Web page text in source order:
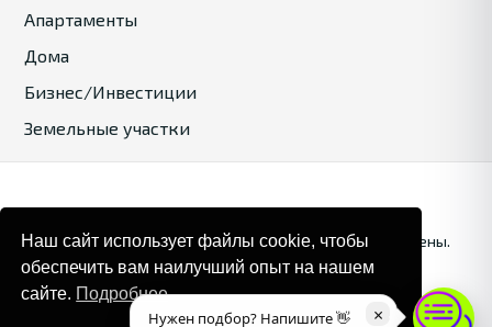
Апартаменты
Дома
Бизнес/Инвестиции
Земельные участки
© 2025. Bulgaria Tours by Inrealr4u. Все права зашищены.
Карта сайта Политика конфиденциальности
×
Нужен подбор? Напишите 👋
Наш сайт использует файлы cookie, чтобы
обеспечить вам наилучший опыт на нашем
сайте. Подробнее